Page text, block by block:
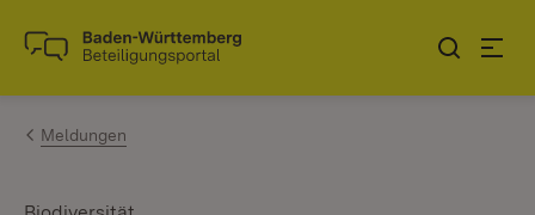
Zum Inhalt springen
Link zur Startseite
Meldungen